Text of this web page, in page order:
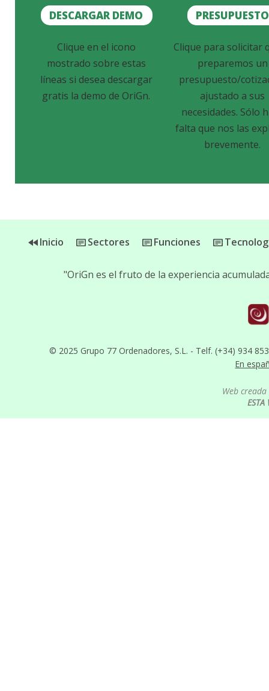
DESCARGAR DEMO PRESUPUESTO
Clique en el icono
mostrado sobre estas
líneas si desea descargar
gratis la demo de OriGn.
Clique para solicitar
preparemos un
presupuesto/
ajustado a sus
necesidades. Sólo
falta que nos las
brevemente.
Inicio Sectores Funciones
© 2025 Grupo 77 Ordenadores, S.L. - Telf. (+34) 934
En
"OriGn es el fruto de la experiencia
Web
ESTA